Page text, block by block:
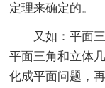
定理来确定的。
又如：平面三
平面三角和立体
化成平面问题，